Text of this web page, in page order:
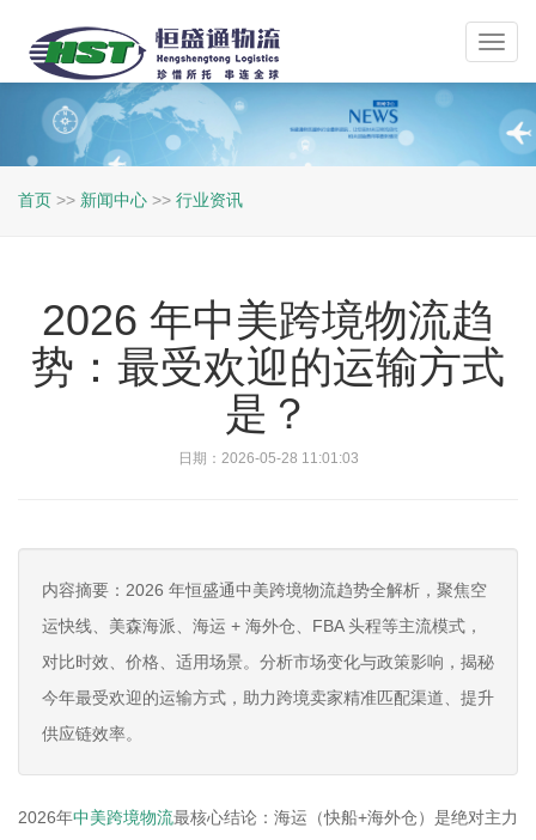
首页 >> 新闻中心 >> 行业资讯
2026 年中美跨境物流趋
势：最受欢迎的运输方式
是？
日期：2026-05-28 11:01:03
内容摘要：2026 年恒盛通中美跨境物流趋势全解析，聚焦空
运快线、美森海派、海运 + 海外仓、FBA 头程等主流模式，
对比时效、价格、适用场景。分析市场变化与政策影响，揭秘
今年最受欢迎的运输方式，助力跨境卖家精准匹配渠道、提升
供应链效率。
2026年中美跨境物流最核心结论：海运（快船+海外仓）是绝对主力